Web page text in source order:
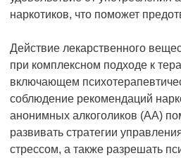
наркотиков, что поможет
Действие лекарственного
при комплексном подходе к
включающем
соблюдение рекомендаций
анонимных алкоголиков (АА)
развивать стратегии
стрессом, а также разрешать